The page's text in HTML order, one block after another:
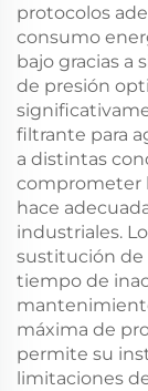
protocolos
consumo
bajo gracias a
de presión
filtrante para
a distintas
comprometer
hace
industriales.
sustitución de
tiempo de
máxima de
permite su
limitaciones